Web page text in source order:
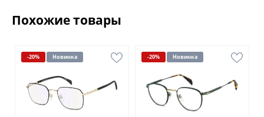
Похожие товары
-20% Новинка -20% Новинка